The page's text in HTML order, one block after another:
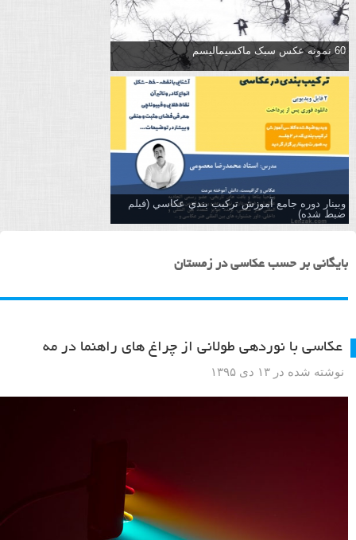
60 نمونه عکس سبک ماکسیمالیسم
وبینار دوره جامع آموزش تركيب بندي عكاسي (فیلم
ضبط شده)
بایگانی بر حسب عکاسی در زمستان
عکاسی با نوردهی طولانی از چراغ های راهنما در مه
نوشته شده در ۱۳ دی ۱۳۹۵